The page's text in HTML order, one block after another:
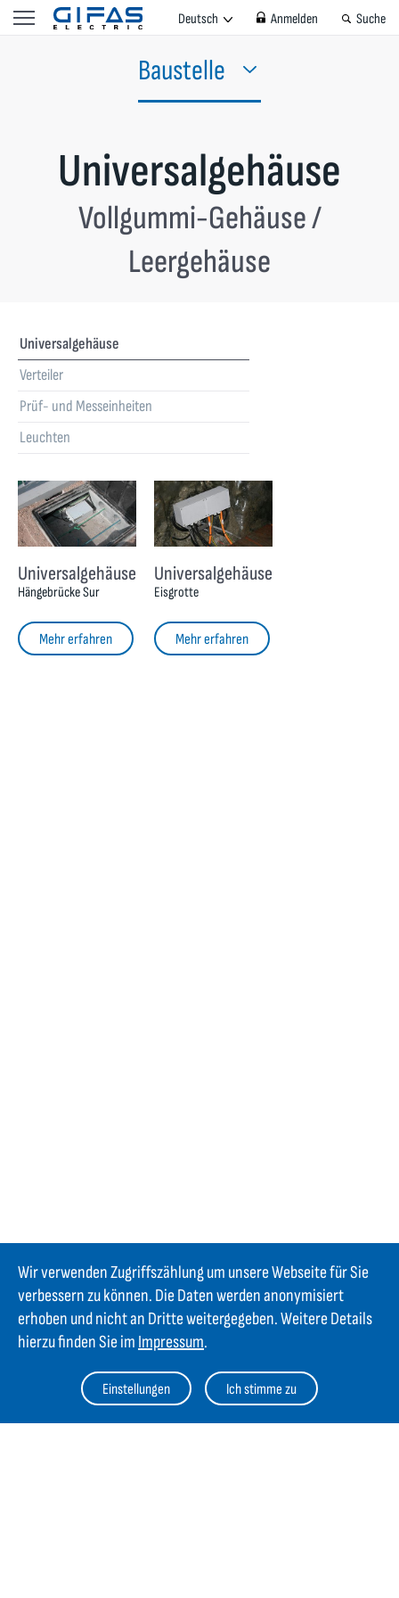
Deutsch Anmelden Suche
Baustelle
Universalgehäuse
Vollgummi-Gehäuse /
Leergehäuse
Universalgehäuse
Verteiler
Prüf- und Messeinheiten
Leuchten
Universalgehäuse
Hängebrücke Sur
Mehr erfahren
Universalgehäuse
Eisgrotte
Mehr erfahren
Wir verwenden Zugriffszählung um unsere Webseite für Sie
verbessern zu können. Die Daten werden anonymisiert
erhoben und nicht an Dritte weitergegeben. Weitere Details
hierzu finden Sie im Impressum.
Einstellungen Ich stimme zu